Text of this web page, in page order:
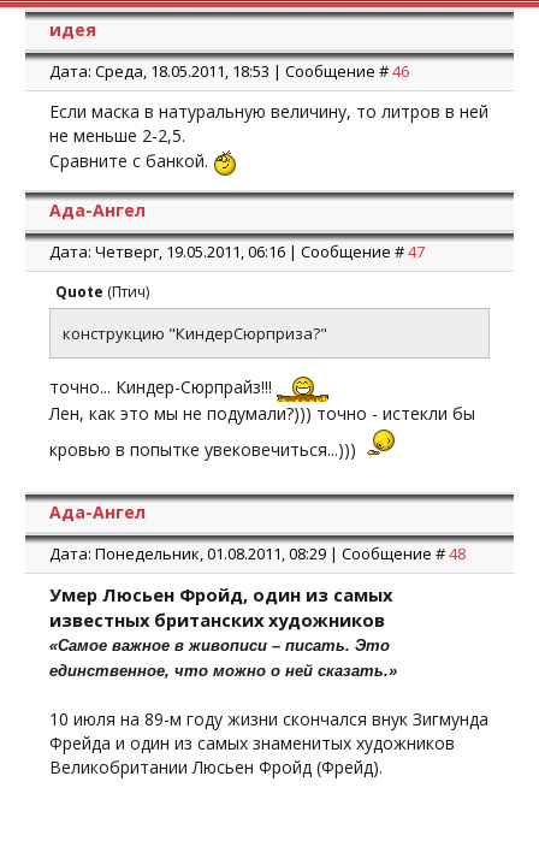
идея
Дата: Среда, 18.05.2011, 18:53 | Сообщение #46
Если маска в натуральную величину, то литров в ней
не меньше 2-2,5.
Сравните с банкой.
Ада-Ангел
Дата: Четверг, 19.05.2011, 06:16 | Сообщение #47
Quote (Птич)
конструкцию "КиндерСюрприза?"
точно... Киндер-Сюрпрайз!!!
Лен, как это мы не подумали?))) точно - истекли бы
кровью в попытке увековечиться...)))
Ада-Ангел
Дата: Понедельник, 01.08.2011, 08:29 | Сообщение #48
Умер Люсьен Фройд, один из самых
известных британских художников
«Самое важное в живописи – писать. Это
единственное, что можно о ней сказать.»
10 июля на 89-м году жизни скончался внук Зигмунда
Фрейда и один из самых знаменитых художников
Великобритании Люсьен Фройд (Фрейд).